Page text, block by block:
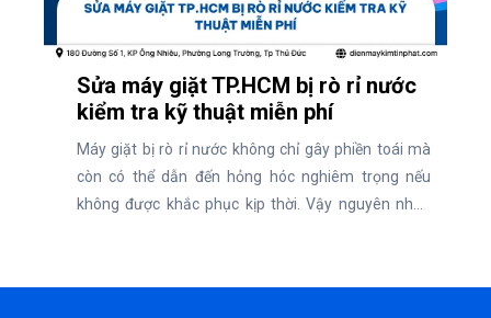
Sửa máy giặt TP.HCM bị rò rỉ nước
kiểm tra kỹ thuật miễn phí
Máy giặt bị rò rỉ nước không chỉ gây phiền toái mà
còn có thể dẫn đến hỏng hóc nghiêm trọng nếu
không được khắc phục kịp thời. Vậy nguyên nhân
thuật miễn phí và cam kết chất lượng.